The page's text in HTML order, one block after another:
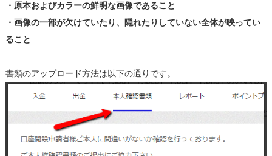
・原本およびカラーの鮮明な画像であること
・画像の一部が欠けていたり、隠れたりしていない全体が映ってい
ること
書類のアップロード方法は以下の通りです。